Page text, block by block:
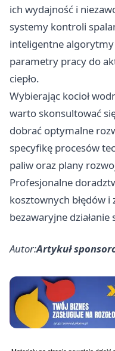
ich wydajność i
systemy kontroli
inteligentne
parametry pracy do
ciepło.
Wybierając kocioł
warto skonsultować
dobrać optymalne
specyfikę procesów
paliw oraz plany
Profesjonalne
kosztownych błędów
bezawaryjne
Autor:Artykuł